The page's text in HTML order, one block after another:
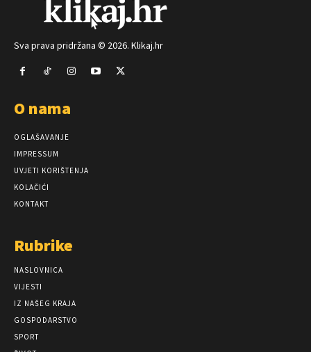
Sva prava pridržana © 2026. Klikaj.hr
O nama
OGLAŠAVANJE
IMPRESSUM
UVJETI KORIŠTENJA
KOLAČIĆI
KONTAKT
Rubrike
NASLOVNICA
VIJESTI
IZ NAŠEG KRAJA
GOSPODARSTVO
SPORT